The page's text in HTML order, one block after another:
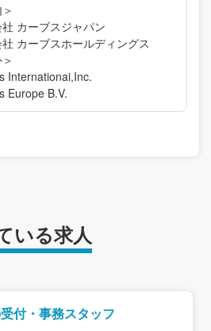
カーブスジャパン
カーブスホールディングス
Internationai,Inc.
Europe B.V.
いる求人
付・事務スタッフ